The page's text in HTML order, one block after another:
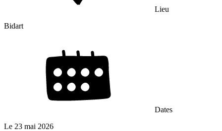
Lieu
Bidart
Dates
Le 23 mai 2026